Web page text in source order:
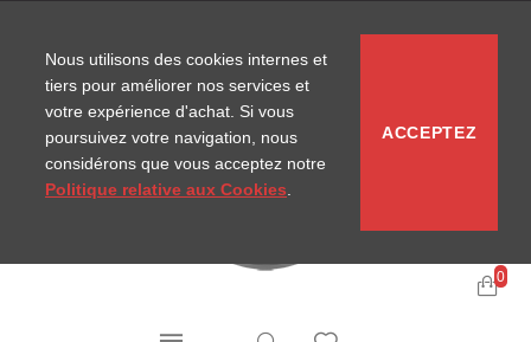
0
Nous utilisons des cookies internes et
tiers pour améliorer nos services et
votre expérience d'achat. Si vous
poursuivez votre navigation, nous
considérons que vous acceptez notre
Politique relative aux Cookies
ACCEPTEZ